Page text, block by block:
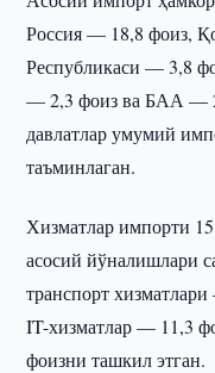
Россия — 18,8 фоиз,
Республикаси — 3,8
— 2,3 фоиз ва БАА —
давлатлар умумий
таъминлаган.
Хизматлар импорти
асосий йўналишлари
транспорт
IT-хизматлар — 11,3
фоизни ташкил этган.